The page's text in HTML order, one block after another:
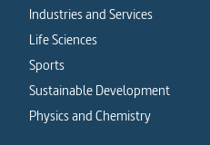
Industries and Services
Life Sciences
Sports
Sustainable Development
Physics and Chemistry